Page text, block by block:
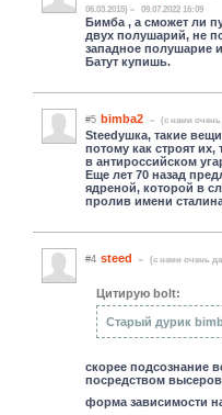
06.03.2015)
09.07.2022 16:09
Бимба , а сможет ли
двух полушарий, не
западное полушарие
Батут купишь.
#5 bimba2 (c нами очень
Steedушка, такие
потому как строят
в антироссийском
Еще лет 70 назад
ядреной, которой в
пролив имени
#4 steed (c нами очень
Цитирую bolt:
Старый дурик
скорее подсознание
посредством
форма зависимости